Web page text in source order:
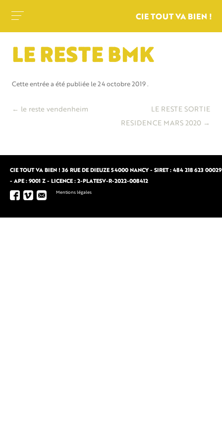
LE RESTE BMK
Cette entrée a été publiée le 24 octobre 2019 .
Navigation
← le reste vendenheim
LE RESTE SORTIE
RESIDENCE MARS 2020 →
CIE TOUT VA BIEN ! 36 RUE DE DIEUZE 54000 NANCY - SIRET : 484 218 623 00029
- APE : 9001 Z - LICENCE : 2-PLATESV-R-2022-008412
Mentions légales
CIE TOUT VA BIEN !